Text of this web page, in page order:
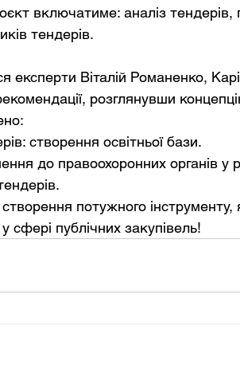
включатиме: аналіз тендерів,
тендерів.
експерти Віталій Романенко,
розглянувши
створення освітньої бази.
до правоохоронних органів у
сфері публічних закупівель!